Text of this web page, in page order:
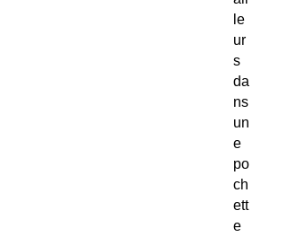
le
ur
s
da
ns
un
e
po
ch
ett
e